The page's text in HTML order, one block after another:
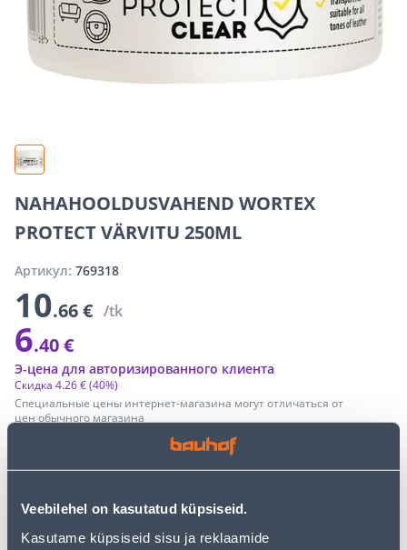
Veebilehel on kasutatud küpsiseid.
Kasutame küpsiseid sisu ja reklaamide
NAHAHOOLDUSVAHEND WORTEX
PROTECT VÄRVITU 250ML
Артикул: 769318
10.66 € /tk
6.40 €
Специальные цены интернет-магазина могут отличаться от
цен обычного магазина
Скидка 4.26 €(40%)
Э-цена для авторизированного клиента
− +